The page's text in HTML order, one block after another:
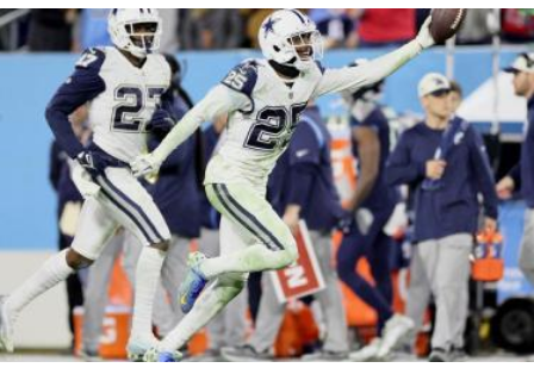
i
o
n
e
s
d
e
c
o
m
p
a
r
t
i
r
r
d
a
r